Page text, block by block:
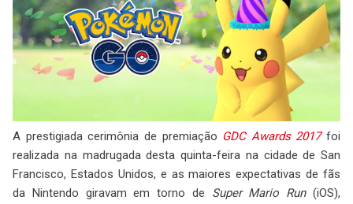
A prestigiada cerimônia de premiação GDC Awards 2017foi
realizada na madrugada desta quinta-feira na cidade de San
Francisco, Estados Unidos, e as maiores expectativas de fãs
da Nintendo giravam em torno de Super Mario Run(iOS),